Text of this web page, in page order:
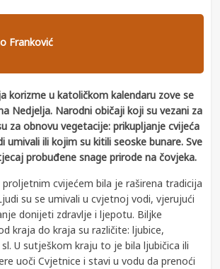
Franković
korizme u katoličkom kalendaru zove se
Nedjelja. Narodni običaji koji su vezani za
za obnovu vegetacije: prikupljanje cvijeća
umivali ili kojim su kitili seoske bunare. Sve
probuđene snage prirode na čovjeka.
proljetnim cvijećem bila je raširena tradicija
su se umivali u cvjetnoj vodi, vjerujući
donijeti zdravlje i ljepotu. Biljke
kraja do kraja su različite: ljubice,
U sutješkom kraju to je bila ljubičica ili
uoči Cvjetnice i stavi u vodu da prenoći